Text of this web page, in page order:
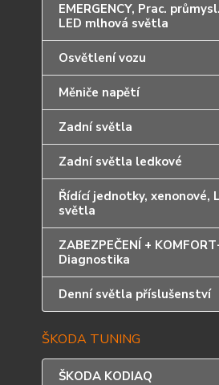
EMERGENCY, Prac.
LED mlhová světla
Osvětlení vozu
Měniče napětí
Zadní světla
Zadní světla ledkové
Řídící jednotky, xenonové,
světla
ZABEZPEČENÍ +
Diagnostika
Denní světla příslušenství
ŠKODA TUNING
ŠKODA KODIAQ